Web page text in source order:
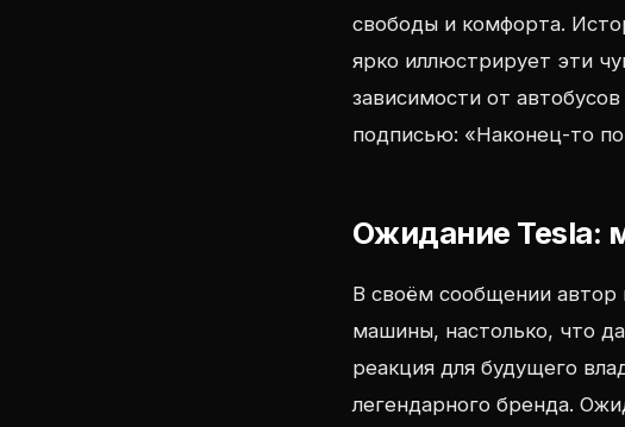
свободы и комфорта.
ярко иллюстрирует эти
зависимости от
подписью: «Наконец-то
Ожидание Tesla:
В своём сообщении автор
машины, настолько, что
реакция для будущего
легендарного бренда.